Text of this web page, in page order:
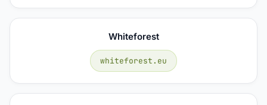
Whiteforest
whiteforest.eu